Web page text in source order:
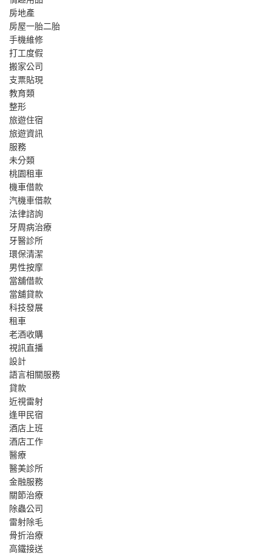
房地產
房屋一胎二胎
手機維修
打工度假
搬家公司
支票貼現
教育類
整形
旅遊住宿
旅遊資訊
服務
未分類
桃園租車
機車借款
汽機車借款
法律諮詢
牙周病治療
牙醫診所
環保清潔
男性按摩
當舖借款
當舖貸款
科技發展
租車
老酒收購
視訊直播
設計
語言相關服務
貸款
近視雷射
逢甲民宿
酒店上班
酒店工作
醫療
醫美診所
金融服務
關節治療
除蟲公司
雷射除毛
骨折治療
高鐵接送